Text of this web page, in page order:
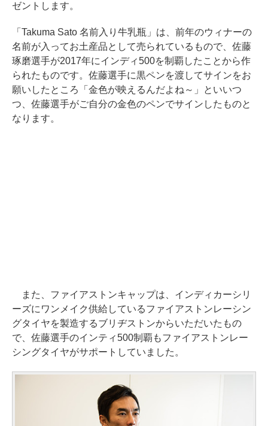
ゼントします。
「Takuma Sato 名前入り牛乳瓶」は、前年のウィナーの
名前が入ってお土産品として売られているもので、佐藤
琢磨選手が2017年にインディ500を制覇したことから作
られたものです。佐藤選手に黒ペンを渡してサインをお
願いしたところ「金色が映えるんだよね～」といいつ
つ、佐藤選手がご自分の金色のペンでサインしたものと
なります。
また、ファイアストンキャップは、インディカーシリ
ーズにワンメイク供給しているファイアストンレーシン
グタイヤを製造するブリヂストンからいただいたもの
で、佐藤選手のインティ500制覇もファイアストンレー
シングタイヤがサポートしていました。